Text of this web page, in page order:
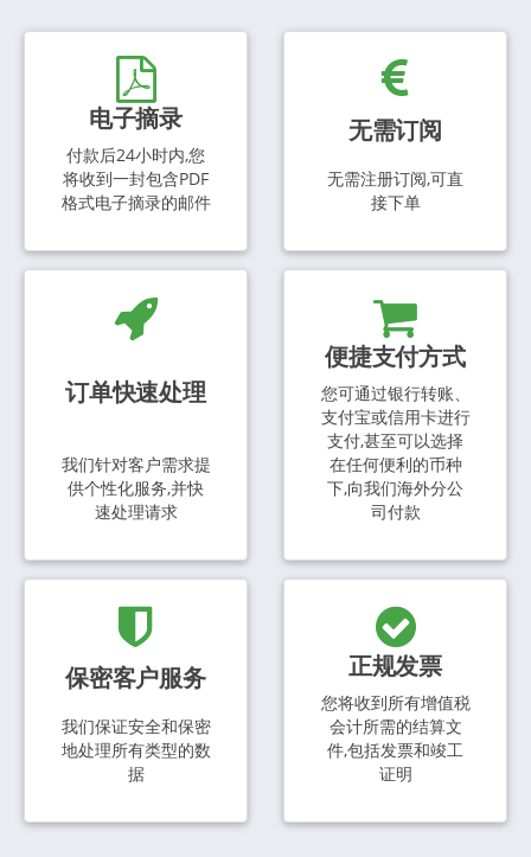
电子摘录
付款后24小时内,您
将收到一封包含PDF
格式电子摘录的邮件
无需订阅
无需注册订阅,可直
接下单
订单快速处理
我们针对客户需求提
供个性化服务,并快
速处理请求
便捷支付方式
您可通过银行转账、
支付宝或信用卡进行
支付,甚至可以选择
在任何便利的币种
下,向我们海外分公
司付款
保密客户服务
我们保证安全和保密
地处理所有类型的数
据
正规发票
您将收到所有增值税
会计所需的结算文
件,包括发票和竣工
证明